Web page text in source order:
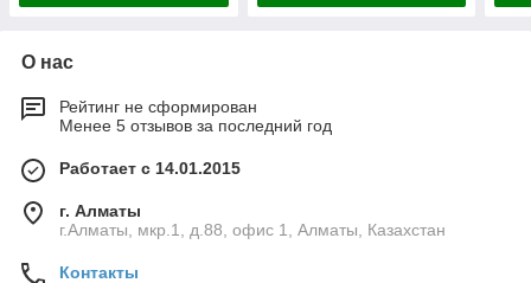
О нас
Рейтинг не сформирован
Менее 5 отзывов за последний год
Работает с 14.01.2015
г. Алматы
г.Алматы, мкр.1, д.88, офис 1, Алматы, Казахстан
Контакты